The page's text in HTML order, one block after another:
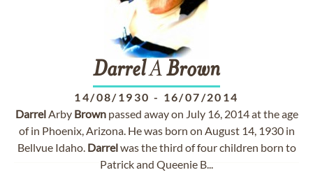
DarrelABrown
14/08/1930 - 16/07/2014
DarrelArby Brownpassed away on July 16, 2014 at the age
of in Phoenix, Arizona. He was born on August 14, 1930 in
Bellvue Idaho. Darrelwas the third of four children born to
Patrick and Queenie B...